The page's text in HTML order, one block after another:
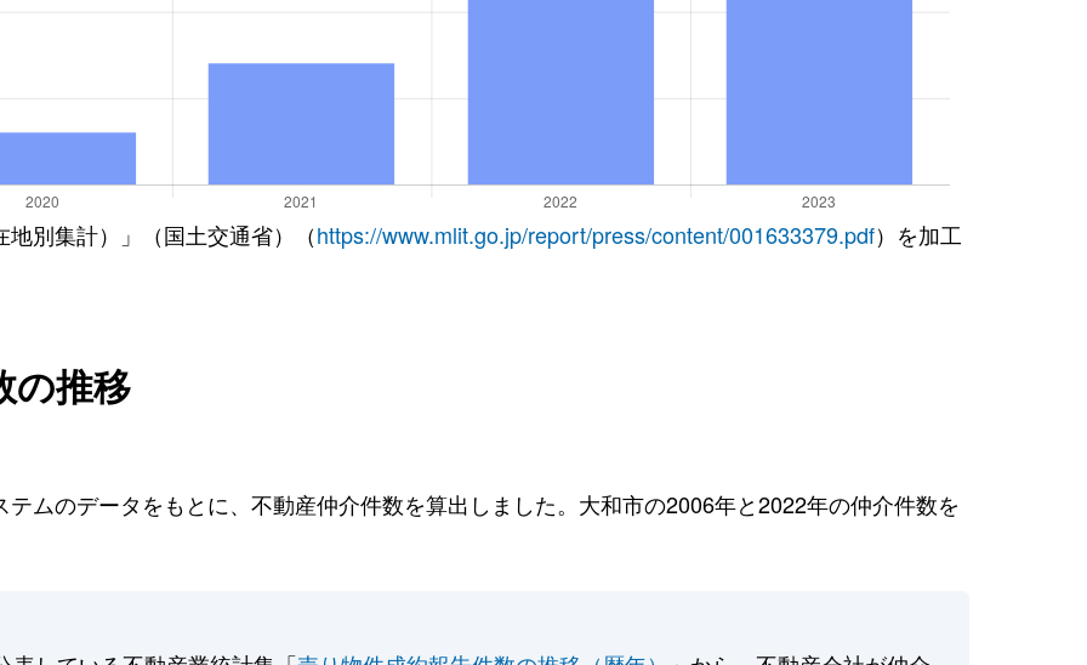
別集計）」（国土交通省）（https://www.mlit.go.jp/report/press/content/001633379.pdf）を加工
の推移
ムのデータをもとに、不動産仲介件数を算出しました。大和市の2006年と2022年の仲介件数を